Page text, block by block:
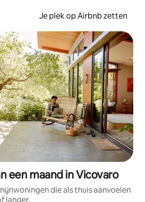
Je plek op Airbnb zetten
een maand in Vicovaro
die als thuis aanvoelen
langer.